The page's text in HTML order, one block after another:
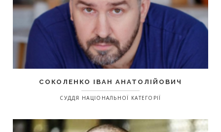
СОКОЛЕНКО ІВАН АНАТОЛІЙОВИЧ
СУДДЯ НАЦІОНАЛЬНОЇ КАТЕГОРІЇ